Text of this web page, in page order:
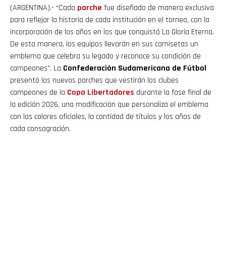
(ARGENTINA).- “Cada parche fue diseñado de manera exclusiva
para reflejar la historia de cada institución en el torneo, con la
incorporación de los años en los que conquistó La Gloria Eterna.
De esta manera, los equipos llevarán en sus camisetas un
emblema que celebra su legado y reconoce su condición de
campeones”. La Confederación Sudamericana de Fútbol
presentó los nuevos parches que vestirán los clubes
campeones de la Copa Libertadores durante la fase final de
la edición 2026, una modificación que personaliza el emblema
con los colores oficiales, la cantidad de títulos y los años de
cada consagración.